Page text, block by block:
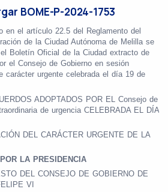
BOME-P-2024-1753
en el artículo 22.5 del Reglamento del
de la Ciudad Autónoma de Melilla se
Boletín Oficial de la Ciudad extracto de
el Consejo de Gobierno en sesión
carácter urgente celebrada el día 19 de
ADOPTADOS POR EL Consejo de
de urgencia CELEBRADA EL DÍA
DEL CARÁCTER URGENTE DE LA
LA PRESIDENCIA
DEL CONSEJO DE GOBIERNO DE
VI